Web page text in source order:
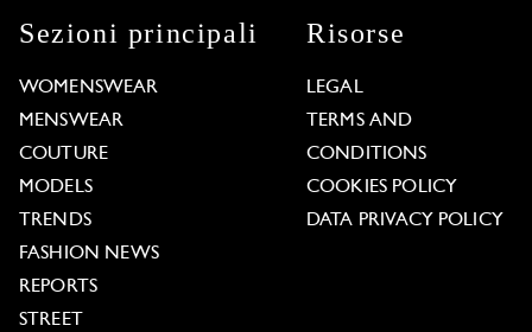
Sezioni principali
WOMENSWEAR
MENSWEAR
COUTURE
MODELS
TRENDS
FASHION NEWS
REPORTS
STREET
Risorse
LEGAL
TERMS AND
CONDITIONS
COOKIES POLICY
DATA PRIVACY POLICY